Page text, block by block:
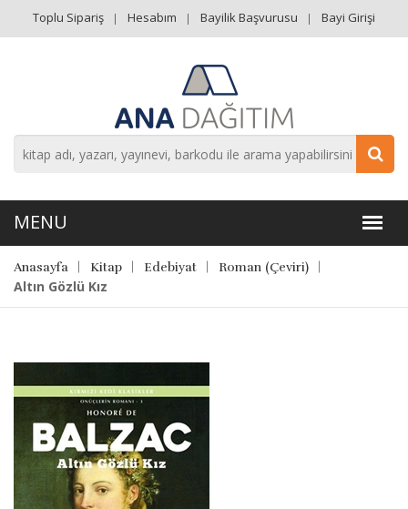
Toplu Sipariş Hesabım Bayilik Başvurusu Bayi Girişi
Anasayfa Kitap Edebiyat Roman (Çeviri)
Altın Gözlü Kız